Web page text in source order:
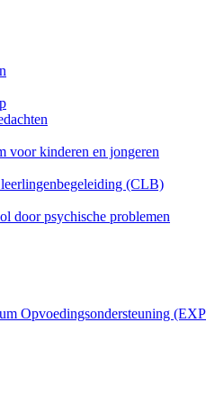
voor kinderen en jongeren
(CLB)
door psychische problemen
Opvoedingsondersteuning